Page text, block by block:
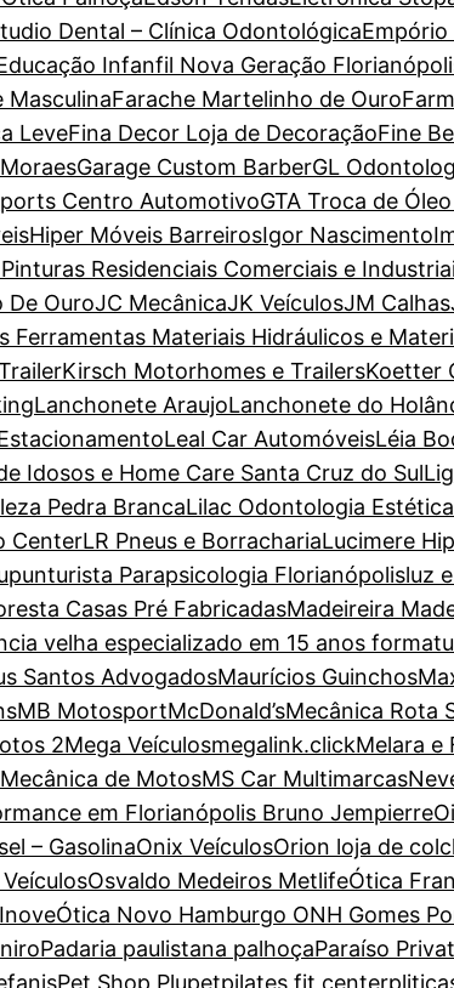
Dental – Clínica Odontológica
Infanfil Nova Geração
MasculinaFarache Martelinho de Ouro
LeveFina Decor Loja de DecoraçãoFine
Garage Custom BarberGL
Centro AutomotivoGTA Troca de
Hiper Móveis BarreirosIgor Nascimento
Residenciais Comerciais e
De OuroJC MecânicaJK VeículosJM Calhas
Ferramentas Materiais Hidráulicos e
Kirsch Motorhomes e TrailersKoetter
Lanchonete AraujoLanchonete do
Leal Car AutomóveisLéia
Idosos e Home Care Santa Cruz do Sul
Pedra BrancaLilac Odontologia
CenterLR Pneus e BorrachariaLucimere
Parapsicologia Florianópolisluz
Casas Pré FabricadasMadeireira
velha especializado em 15 anos
Santos AdvogadosMaurícios Guinchos
MB MotosportMcDonald’sMecânica Rota
2Mega Veículosmegalink.clickMelara e
de MotosMS Car Multimarcas
em Florianópolis Bruno Jempierre
– GasolinaOnix VeículosOrion loja de
Osvaldo Medeiros MetlifeÓtica
Ótica Novo Hamburgo ONH Gomes
Padaria paulistana palhoçaParaíso